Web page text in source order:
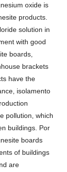
oxide is
products.
solution in
with good
boards,
brackets
have the
, isolamento
pollution which
buildings. Por
boards
of buildings
are